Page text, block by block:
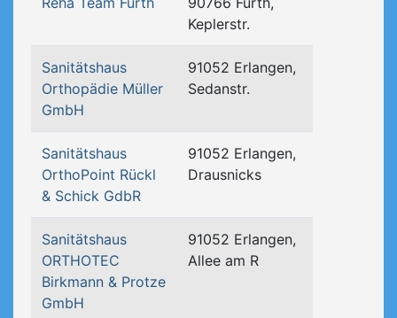
Keplerstr.
Sanitätshaus
Orthopädie Müller
GmbH
91052 Erlangen,
Sedanstr.
Sanitätshaus
OrthoPoint Rückl
& Schick GdbR
91052 Erlangen,
Drausnicks
Sanitätshaus
ORTHOTEC
Birkmann & Protze
GmbH
91052 Erlangen,
Allee am R